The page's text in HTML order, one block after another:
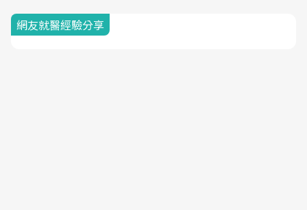
網友就醫經驗分享